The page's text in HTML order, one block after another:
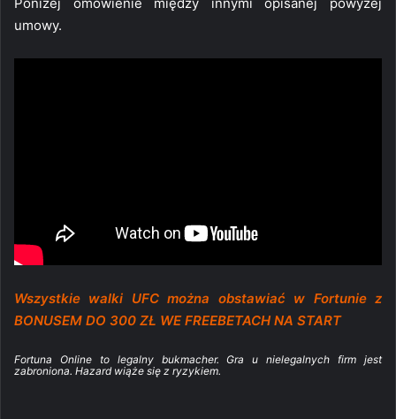
umowy.
Wszystkie walki UFC można obstawiać w Fortunie z
BONUSEM DO 300 ZŁ WE FREEBETACH NA START
Fortuna Online to legalny bukmacher. Gra u nielegalnych firm jest
zabroniona. Hazard wiąże się z ryzykiem.